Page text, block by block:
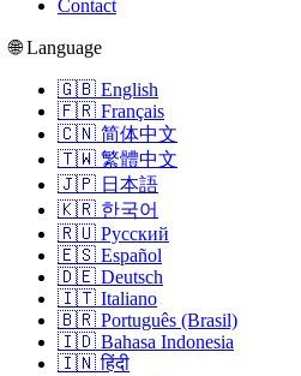
Contact
🌐 Language
🇬🇧 English
🇫🇷 Français
🇨🇳 简体中文
🇹🇼 繁體中文
🇯🇵 日本語
🇰🇷 한국어
🇷🇺 Русский
🇪🇸 Español
🇩🇪 Deutsch
🇮🇹 Italiano
🇧🇷 Português (Brasil)
🇮🇩 Bahasa Indonesia
🇮🇳 हिंदी